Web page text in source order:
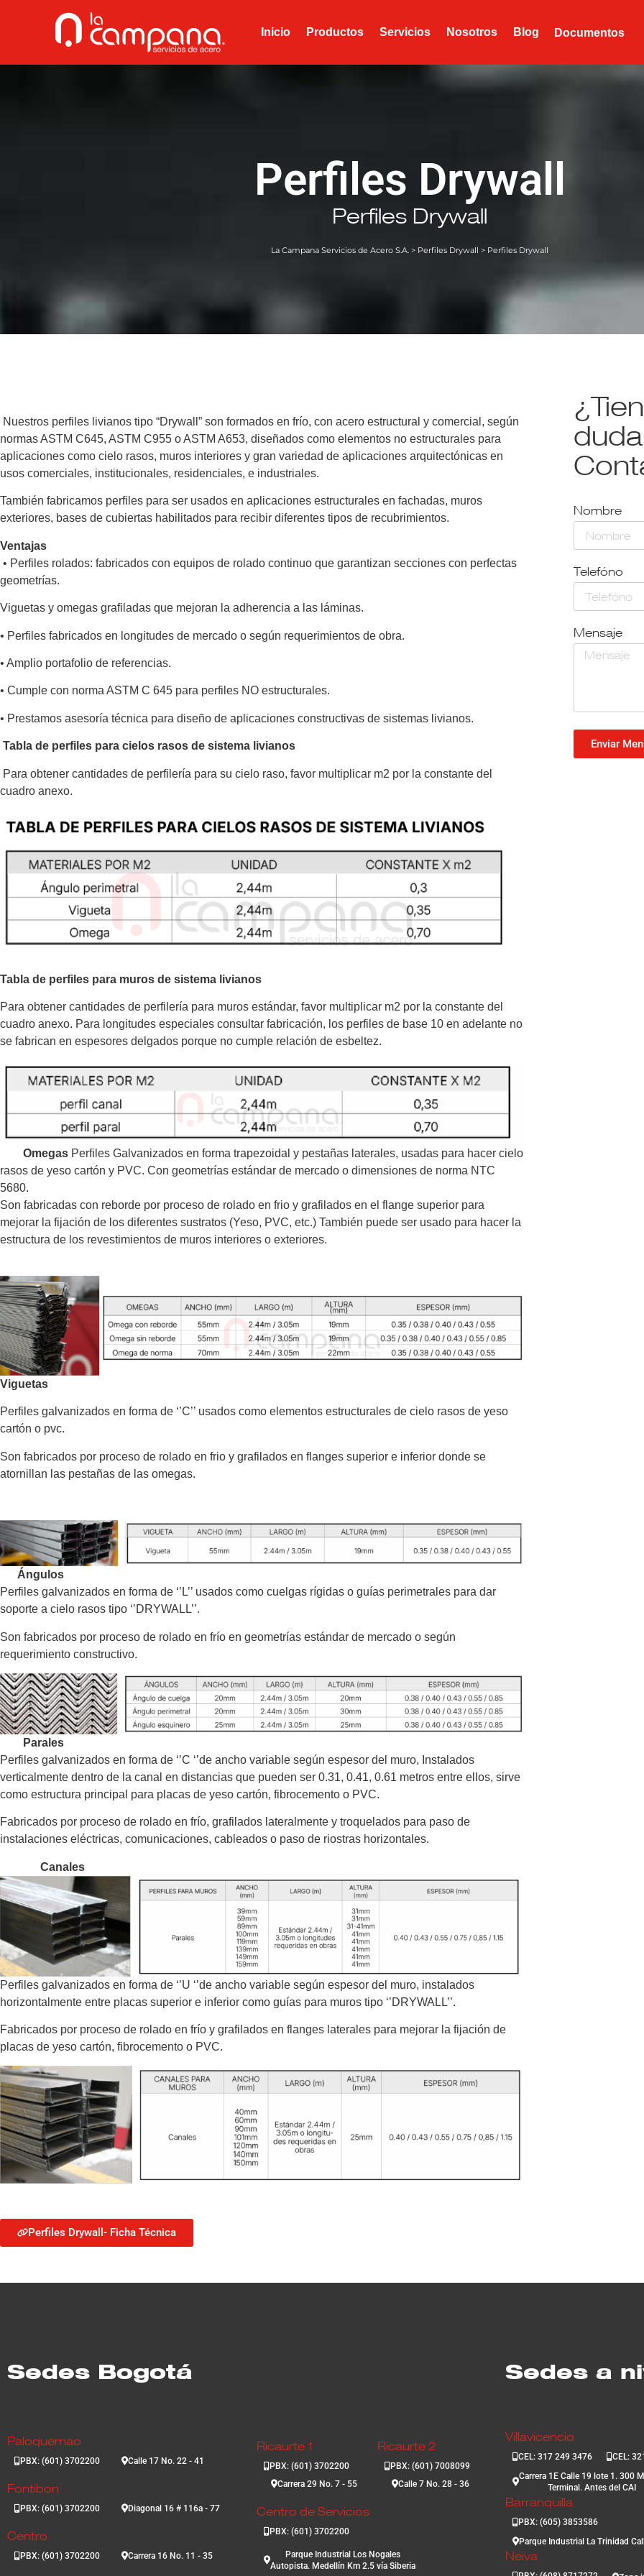
Inicio Productos Servicios Nosotros Blog Documentos
Perfiles Drywall
Perfiles Drywall
La Campana Servicios de Acero S.A. > Perfiles Drywall > Perfiles Drywall
Nuestros perfiles livianos tipo “Drywall” son formados en frío, con acero estructural y comercial, según
normas ASTM C645, ASTM C955 o ASTM A653, diseñados como elementos no estructurales para
aplicaciones como cielo rasos, muros interiores y gran variedad de aplicaciones arquitectónicas en
usos comerciales, institucionales, residenciales, e industriales.
También fabricamos perfiles para ser usados en aplicaciones estructurales en fachadas, muros
exteriores, bases de cubiertas habilitados para recibir diferentes tipos de recubrimientos.
Ventajas
• Perfiles rolados: fabricados con equipos de rolado continuo que garantizan secciones con perfectas
geometrías.
Viguetas y omegas grafiladas que mejoran la adherencia a las láminas.
• Perfiles fabricados en longitudes de mercado o según requerimientos de obra.
• Amplio portafolio de referencias.
• Cumple con norma ASTM C 645 para perfiles NO estructurales.
• Prestamos asesoría técnica para diseño de aplicaciones constructivas de sistemas livianos.
Tabla de perfiles para cielos rasos de sistema livianos
Para obtener cantidades de perfilería para su cielo raso, favor multiplicar m2 por la constante del
cuadro anexo.
Tabla de perfiles para muros de sistema livianos
Para obtener cantidades de perfilería para muros estándar, favor multiplicar m2 por la constante del
cuadro anexo. Para longitudes especiales consultar fabricación, los perfiles de base 10 en adelante no
se fabrican en espesores delgados porque no cumple relación de esbeltez.
Omegas Perfiles Galvanizados en forma trapezoidal y pestañas laterales, usadas para hacer cielo
rasos de yeso cartón y PVC. Con geometrías estándar de mercado o dimensiones de norma NTC
5680.
Son fabricadas con reborde por proceso de rolado en frio y grafilados en el flange superior para
mejorar la fijación de los diferentes sustratos (Yeso, PVC, etc.) También puede ser usado para hacer la
estructura de los revestimientos de muros interiores o exteriores.
Viguetas
Perfiles galvanizados en forma de ‘’C’’ usados como elementos estructurales de cielo rasos de yeso
cartón o pvc.
Son fabricados por proceso de rolado en frio y grafilados en flanges superior e inferior donde se
atornillan las pestañas de las omegas.
Ángulos
Perfiles galvanizados en forma de ‘’L’’ usados como cuelgas rígidas o guías perimetrales para dar
soporte a cielo rasos tipo ‘’DRYWALL’’.
Son fabricados por proceso de rolado en frío en geometrías estándar de mercado o según
requerimiento constructivo.
Parales
Perfiles galvanizados en forma de ‘’C ‘’de ancho variable según espesor del muro, Instalados
verticalmente dentro de la canal en distancias que pueden ser 0.31, 0.41, 0.61 metros entre ellos, sirve
como estructura principal para placas de yeso cartón, fibrocemento o PVC.
Fabricados por proceso de rolado en frío, grafilados lateralmente y troquelados para paso de
instalaciones eléctricas, comunicaciones, cableados o paso de riostras horizontales.
Canales
Perfiles galvanizados en forma de ‘’U ‘’de ancho variable según espesor del muro, instalados
horizontalmente entre placas superior e inferior como guías para muros tipo ‘’DRYWALL’’.
Fabricados por proceso de rolado en frío y grafilados en flanges laterales para mejorar la fijación de
placas de yeso cartón, fibrocemento o PVC.
Perfiles Drywall- Ficha Técnica
Nombre
Telefóno
Mensaje
Enviar
Sedes Bogotá
Paloquemao
PBX: (601) 3702200 Calle 17 No. 22 - 41
Fontibon
PBX: (601) 3702200 Diagonal 16 # 116a - 77
Centro
PBX: (601) 3702200 Carrera 16 No. 11 - 35
Ricaurte 1
PBX: (601) 3702200
Carrera 29 No. 7 - 55
Ricaurte 2
PBX: (601) 7008099
Calle 7 No. 28 - 36
Centro de Servicios
PBX: (601) 3702200
Parque Industrial Los Nogales
Autopista. Medellín Km 2.5 vía Siberia
Sedes a
Villavicencio
CEL: 317 249 3476
CEL:
Carrera 1E Calle 19 lote 1. 300
Terminal. Antes del CAI
Barranquilla
PBX: (605) 3853586
Parque Industrial La Trinidad
Neiva